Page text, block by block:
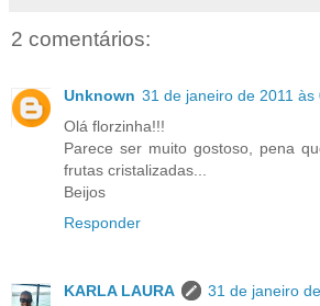
2 comentários:
Unknown 31 de janeiro de 2011 às
Olá florzinha!!!
Parece ser muito gostoso, pena
frutas cristalizadas...
Beijos
Responder
KARLA LAURA
31 de janeiro